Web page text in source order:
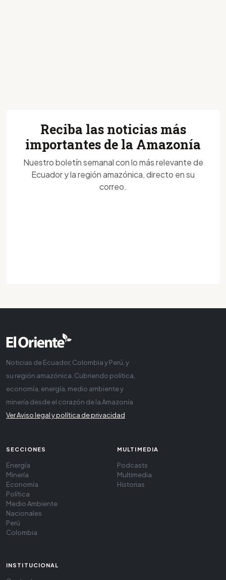
Reciba las noticias más
importantes de la Amazonía
Nuestro boletín semanal con lo más relevante de
Ecuador y la región amazónica, directo en su
correo.
Noticias de Ecuador, Colombia y Perú, y
su región amazónica. Cubriendo política,
economía, energía, medio ambiente y
minería desde el corazón de la Amazonía
Ver Aviso legal y política de privacidad
SECCIONES
Energía
Minería
Economía
Política
Medio Ambiente
Nacionales
Perú
Colombia
MULTIMEDIA
Podcasts
Multimedia
Historias
INSTITUCIONAL